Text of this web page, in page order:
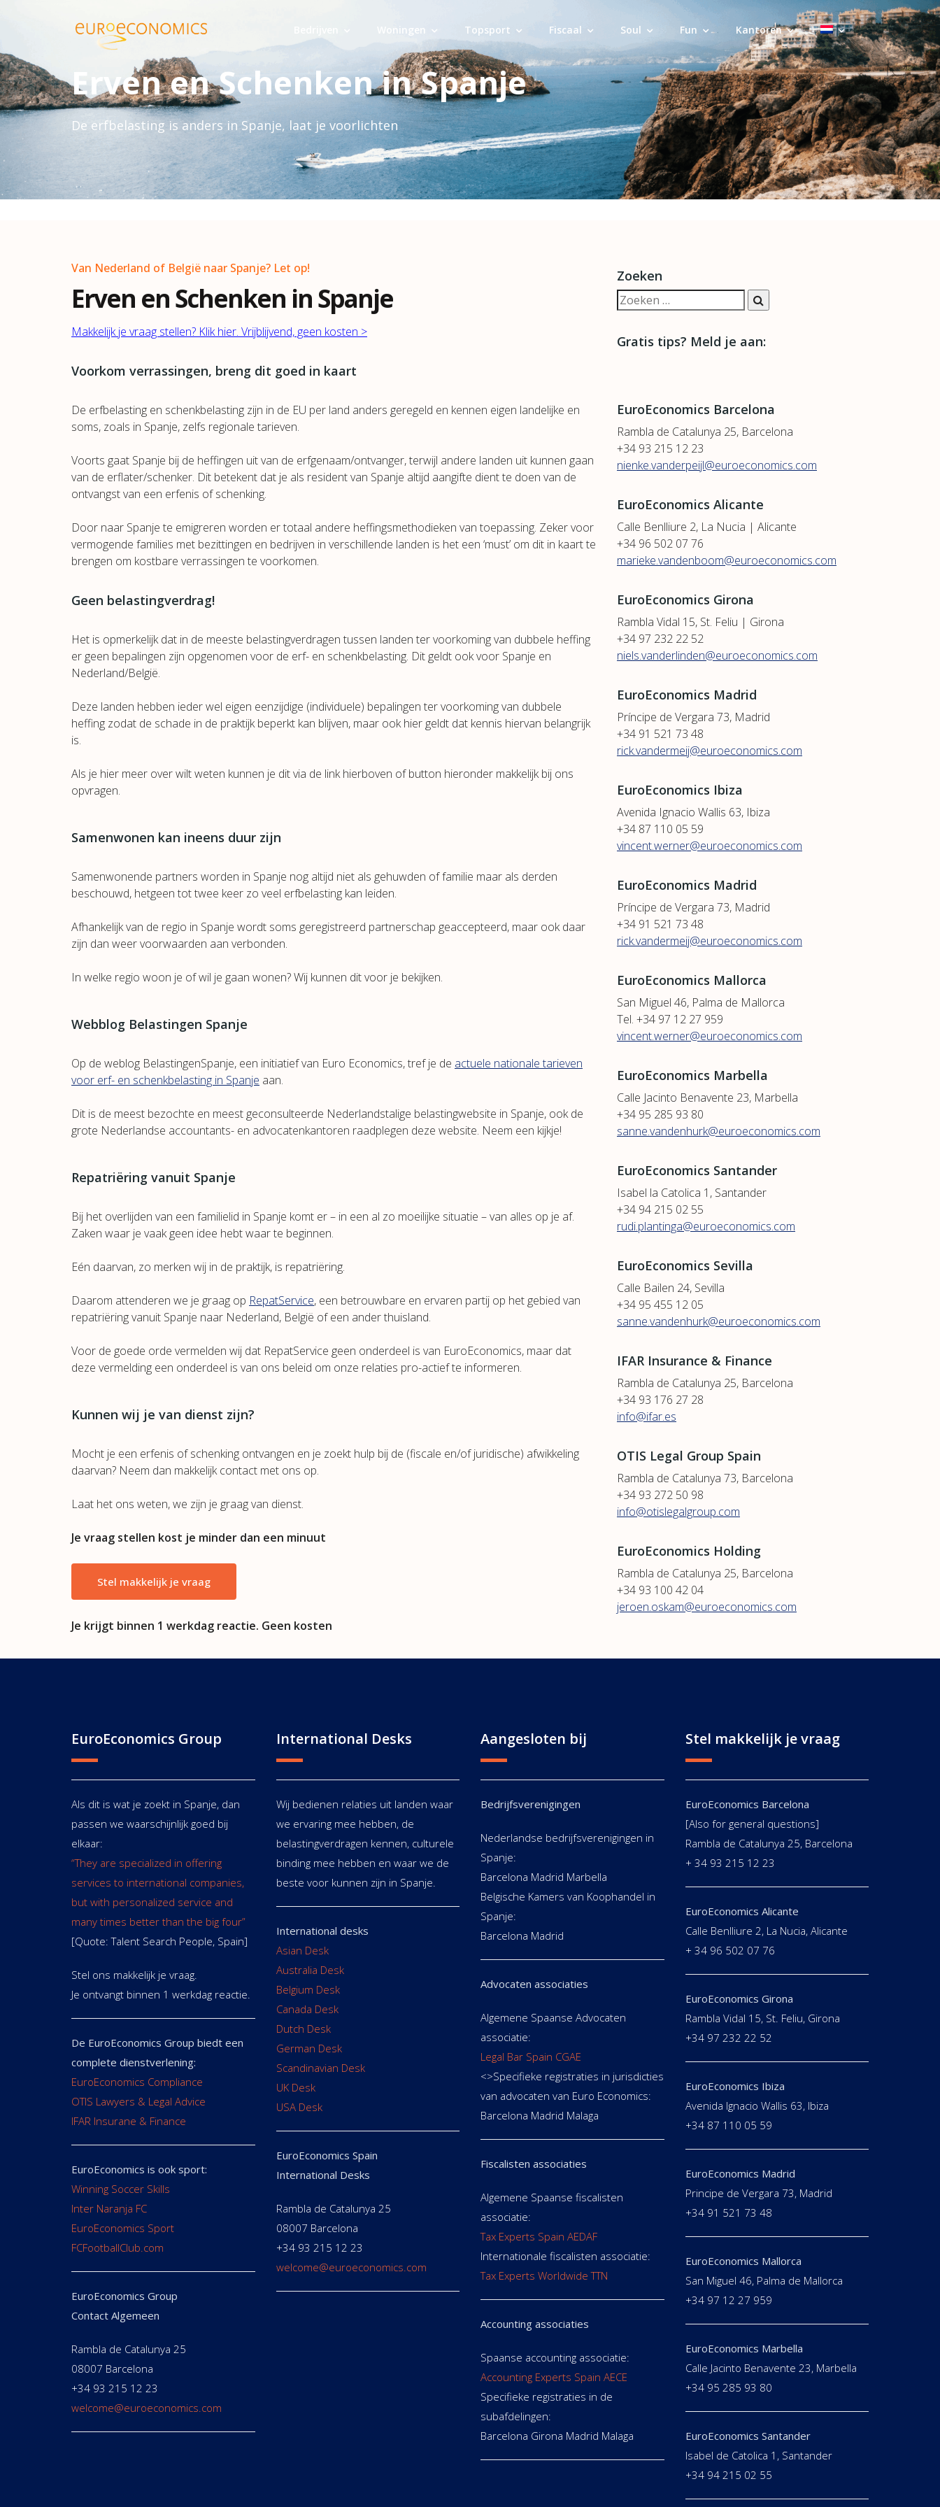
Woningen Topsport Fiscaal Soul Fun Kantoren
Erven en Schenken in Spanje
De erfbelasting is anders in Spanje, laat je voorlichten
Van Nederland of België naar Spanje? Let op!
Erven en Schenken in Spanje
Makkelijk je vraag stellen? Klik hier. Vrijblijvend, geen kosten >
Voorkom verrassingen, breng dit goed in kaart
De erfbelasting en schenkbelasting zijn in de EU per land anders geregeld en kennen eigen landelijke en
soms, zoals in Spanje, zelfs regionale tarieven.
Voorts gaat Spanje bij de heffingen uit van de erfgenaam/ontvanger, terwijl andere landen uit kunnen gaan
van de erflater/schenker. Dit betekent dat je als resident van Spanje altijd aangifte dient te doen van de
ontvangst van een erfenis of schenking.
Door naar Spanje te emigreren worden er totaal andere heffingsmethodieken van toepassing. Zeker voor
vermogende families met bezittingen en bedrijven in verschillende landen is het een ‘must’ om dit in kaart te
brengen om kostbare verrassingen te voorkomen.
Geen belastingverdrag!
Het is opmerkelijk dat in de meeste belastingverdragen tussen landen ter voorkoming van dubbele heffing
er geen bepalingen zijn opgenomen voor de erf- en schenkbelasting. Dit geldt ook voor Spanje en
Nederland/België.
Deze landen hebben ieder wel eigen eenzijdige (individuele) bepalingen ter voorkoming van dubbele
heffing zodat de schade in de praktijk beperkt kan blijven, maar ook hier geldt dat kennis hiervan belangrijk
is.
Als je hier meer over wilt weten kunnen je dit via de link hierboven of button hieronder makkelijk bij ons
opvragen.
Samenwonen kan ineens duur zijn
Samenwonende partners worden in Spanje nog altijd niet als gehuwden of familie maar als derden
beschouwd, hetgeen tot twee keer zo veel erfbelasting kan leiden.
Afhankelijk van de regio in Spanje wordt soms geregistreerd partnerschap geaccepteerd, maar ook daar
zijn dan weer voorwaarden aan verbonden.
In welke regio woon je of wil je gaan wonen? Wij kunnen dit voor je bekijken.
Webblog Belastingen Spanje
Op de weblog BelastingenSpanje, een initiatief van Euro Economics, tref je de actuele nationale tarieven
voor erf- en schenkbelasting in Spanje aan.
Dit is de meest bezochte en meest geconsulteerde Nederlandstalige belastingwebsite in Spanje, ook de
grote Nederlandse accountants- en advocatenkantoren raadplegen deze website. Neem een kijkje!
Repatriëring vanuit Spanje
Bij het overlijden van een familielid in Spanje komt er – in een al zo moeilijke situatie – van alles op je af.
Zaken waar je vaak geen idee hebt waar te beginnen.
Eén daarvan, zo merken wij in de praktijk, is repatriëring.
Daarom attenderen we je graag op RepatService, een betrouwbare en ervaren partij op het gebied van
repatriëring vanuit Spanje naar Nederland, België of een ander thuisland.
Voor de goede orde vermelden wij dat RepatService geen onderdeel is van EuroEconomics, maar dat
deze vermelding een onderdeel is van ons beleid om onze relaties pro-actief te informeren.
Kunnen wij je van dienst zijn?
Mocht je een erfenis of schenking ontvangen en je zoekt hulp bij de (fiscale en/of juridische) afwikkeling
daarvan? Neem dan makkelijk contact met ons op.
Laat het ons weten, we zijn je graag van dienst.
Je vraag stellen kost je minder dan een minuut
Stel makkelijk je vraag
Je krijgt binnen 1 werkdag reactie. Geen kosten
Zoeken
Gratis tips? Meld je aan:
EuroEconomics Barcelona
Rambla de Catalunya 25, Barcelona
+34 93 215 12 23
nienke.vanderpeijl@euroeconomics.com
EuroEconomics Alicante
Calle Benlliure 2, La Nucia | Alicante
+34 96 502 07 76
marieke.vandenboom@euroeconomics.com
EuroEconomics Girona
Rambla Vidal 15, St. Feliu | Girona
+34 97 232 22 52
niels.vanderlinden@euroeconomics.com
EuroEconomics Madrid
Príncipe de Vergara 73, Madrid
+34 91 521 73 48
rick.vandermeij@euroeconomics.com
EuroEconomics Ibiza
Avenida Ignacio Wallis 63, Ibiza
+34 87 110 05 59
vincent.werner@euroeconomics.com
EuroEconomics Madrid
Príncipe de Vergara 73, Madrid
+34 91 521 73 48
rick.vandermeij@euroeconomics.com
EuroEconomics Mallorca
San Miguel 46, Palma de Mallorca
Tel. +34 97 12 27 959
vincent.werner@euroeconomics.com
EuroEconomics Marbella
Calle Jacinto Benavente 23, Marbella
+34 95 285 93 80
sanne.vandenhurk@euroeconomics.com
EuroEconomics Santander
Isabel la Catolica 1, Santander
+34 94 215 02 55
rudi.plantinga@euroeconomics.com
EuroEconomics Sevilla
Calle Bailen 24, Sevilla
+34 95 455 12 05
sanne.vandenhurk@euroeconomics.com
IFAR Insurance & Finance
Rambla de Catalunya 25, Barcelona
+34 93 176 27 28
info@ifar.es
OTIS Legal Group Spain
Rambla de Catalunya 73, Barcelona
+34 93 272 50 98
info@otislegalgroup.com
EuroEconomics Holding
Rambla de Catalunya 25, Barcelona
+34 93 100 42 04
jeroen.oskam@euroeconomics.com
EuroEconomics Group
Als dit is wat je zoekt in Spanje, dan
passen we waarschijnlijk goed bij
elkaar:
“They are specialized in offering
services to international companies,
but with personalized service and
many times better than the big four”
[Quote: Talent Search People, Spain]
Stel ons makkelijk je vraag.
Je ontvangt binnen 1 werkdag reactie.
De EuroEconomics Group biedt een
complete dienstverlening:
EuroEconomics Compliance
OTIS Lawyers & Legal Advice
IFAR Insurane & Finance
EuroEconomics is ook sport:
Winning Soccer Skills
Inter Naranja FC
EuroEconomics Sport
FCFootballClub.com
EuroEconomics Group
Contact Algemeen
Rambla de Catalunya 25
08007 Barcelona
+34 93 215 12 23
welcome@euroeconomics.com
International Desks
Wij bedienen relaties uit landen waar
we ervaring mee hebben, de
belastingverdragen kennen, culturele
binding mee hebben en waar we de
beste voor kunnen zijn in Spanje.
International desks
Asian Desk
Australia Desk
Belgium Desk
Canada Desk
Dutch Desk
German Desk
Scandinavian Desk
UK Desk
USA Desk
EuroEconomics Spain
International Desks
Rambla de Catalunya 25
08007 Barcelona
+34 93 215 12 23
welcome@euroeconomics.com
Aangesloten bij
Bedrijfsverenigingen
Nederlandse bedrijfsverenigingen in
Spanje:
Barcelona Madrid Marbella
Belgische Kamers van Koophandel in
Spanje:
Barcelona Madrid
Advocaten associaties
Algemene Spaanse Advocaten
associatie:
Legal Bar Spain CGAE
<>Specifieke registraties in jurisdicties
van advocaten van Euro Economics:
Barcelona Madrid Malaga
Fiscalisten associaties
Algemene Spaanse fiscalisten
associatie:
Tax Experts Spain AEDAF
Internationale fiscalisten associatie:
Tax Experts Worldwide TTN
Accounting associaties
Spaanse accounting associatie:
Accounting Experts Spain AECE
Specifieke registraties in de
subafdelingen:
Barcelona Girona Madrid Malaga
Stel makkelijk je vraag
EuroEconomics Barcelona
[Also for general questions]
Rambla de Catalunya 25, Barcelona
+ 34 93 215 12 23
EuroEconomics Alicante
Calle Benlliure 2, La Nucia, Alicante
+ 34 96 502 07 76
EuroEconomics Girona
Rambla Vidal 15, St. Feliu, Girona
+34 97 232 22 52
EuroEconomics Ibiza
Avenida Ignacio Wallis 63, Ibiza
+34 87 110 05 59
EuroEconomics Madrid
Principe de Vergara 73, Madrid
+34 91 521 73 48
EuroEconomics Mallorca
San Miguel 46, Palma de Mallorca
+34 97 12 27 959
EuroEconomics Marbella
Calle Jacinto Benavente 23, Marbella
+34 95 285 93 80
EuroEconomics Santander
Isabel de Catolica 1, Santander
+34 94 215 02 55